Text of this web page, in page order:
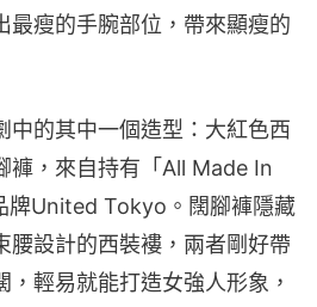
最瘦的手腕部位，帶來顯瘦的
中的其中一個造型：大紅色西
褲，來自持有「All Made In
牌United Tokyo。闊腳褲隱藏
腰設計的西裝褸，兩者剛好帶
輕易就能打造女強人形象，